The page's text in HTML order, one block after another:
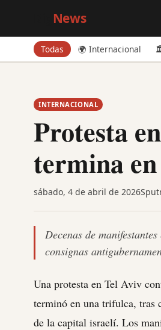
News
Todas 🌍 Internacional
INTERNACIONAL
Protesta
termina
sábado, 4 de abril de 2026
Decenas de
consignas
Una protesta en Tel Aviv
terminó en una trifulca, tras
de la capital israelí. Los